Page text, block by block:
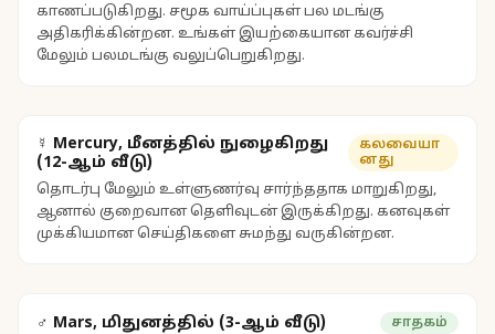
காணப்படுகிறது. சமூக வாய்ப்புகள் பல மடங்கு
அதிகரிக்கின்றன. உங்கள் இயற்கையான கவர்ச்சி
மேலும் பலமடங்கு வலுப்பெறுகிறது.
☿ Mercury, மீனத்தில் நுழைகிறது
(12-ஆம் வீடு)
கலவையா
னது
தொடர்பு மேலும் உள்ளுணர்வு சார்ந்ததாக மாறுகிறது,
ஆனால் குறைவான தெளிவுடன் இருக்கிறது. கனவுகள்
முக்கியமான செய்திகளை சுமந்து வருகின்றன.
♂ Mars, மிதுனத்தில் (3-ஆம் வீடு) சாதகம்